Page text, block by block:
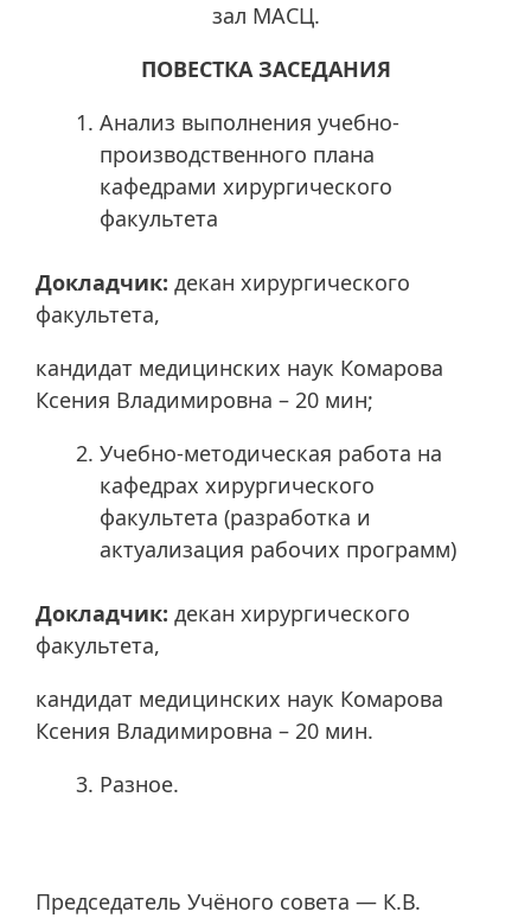
зал МАСЦ.
ПОВЕСТКА ЗАСЕДАНИЯ
Анализ выполнения учебно-
производственного плана
кафедрами хирургического
факультета
Докладчик: декан хирургического
факультета,
кандидат медицинских наук Комарова
Ксения Владимировна – 20 мин;
Учебно-методическая работа на
кафедрах хирургического
факультета (разработка и
актуализация рабочих программ)
Докладчик: декан хирургического
факультета,
кандидат медицинских наук Комарова
Ксения Владимировна – 20 мин.
Разное.
Председатель Учёного совета — К.В.